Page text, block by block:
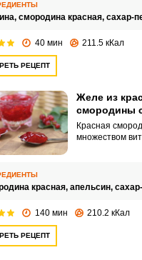
смородины,
поломать
смородина красная, сахар-
40 мин 211.5 кКал
РЕЦЕПТ
Желе из
смородины
Красная
множеством
украшают
красной
красная, апельсин,
140 мин 210.2 кКал
РЕЦЕПТ